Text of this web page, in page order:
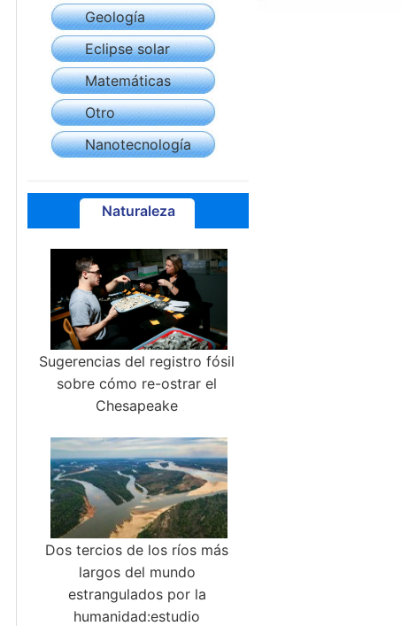
Geología
Eclipse solar
Matemáticas
Otro
Nanotecnología
Naturaleza
Sugerencias del registro fósil
sobre cómo re-ostrar el
Chesapeake
Dos tercios de los ríos más
largos del mundo
estrangulados por la
humanidad:estudio